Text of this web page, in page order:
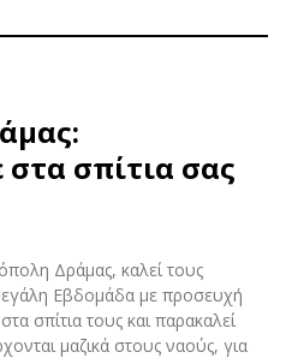
σπίτια σας
Δράμας, καλεί τους
Εβδομάδα με προσευχή
σπίτια τους και παρακαλεί
μαζικά στους ναούς, για